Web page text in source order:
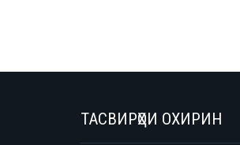
ТАСВИРҲОИ ОХИРИН